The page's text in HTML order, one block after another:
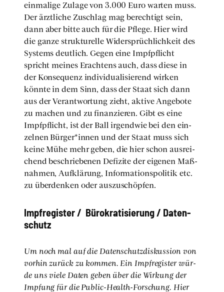
ein­ma­li­ge Zula­ge von 3.000 Euro war­ten muss.
Der ärzt­li­che Zuschlag mag berech­tigt sein,
dann aber bit­te auch für die Pfle­ge. Hier wird
die gan­ze struk­tu­rel­le Wider­sprüch­lich­keit des
Sys­tems deut­lich. Gegen eine Impf­pflicht
spricht mei­nes Erach­tens auch, dass die­se in
der Kon­se­quenz indi­vi­dua­li­sie­rend wir­ken
könn­te in dem Sinn, dass der Staat sich dann
aus der Ver­ant­wor­tung zieht, akti­ve Ange­bo­te
zu machen und zu finan­zie­ren. Gibt es eine
Impf­pflicht, ist der Ball irgend­wie bei den ein­
zel­nen Bürger*innen und der Staat muss sich
kei­ne Mühe mehr geben, die hier schon aus­rei­
chend beschrie­be­nen Defi­zi­te der eige­nen Maß­
nah­men, Auf­klä­rung, Infor­ma­ti­ons­po­li­tik etc.
zu über­den­ken oder aus­zu­schöp­fen.
Impf­re­gis­ter / Büro­kra­ti­sie­rung / Daten­
schutz
Um noch mal auf die Daten­schutz­dis­kus­si­on von
vor­hin zurück zu kom­men. Ein Impf­re­gis­ter wür­
de uns vie­le Daten geben über die Wir­kung der
Imp­fung für die Public-Health-For­schung. Hier